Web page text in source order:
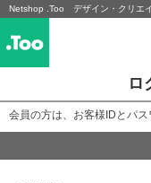
Netshop .Too デザイン・クリエ
ロ
会員の方は、お客様IDとパス